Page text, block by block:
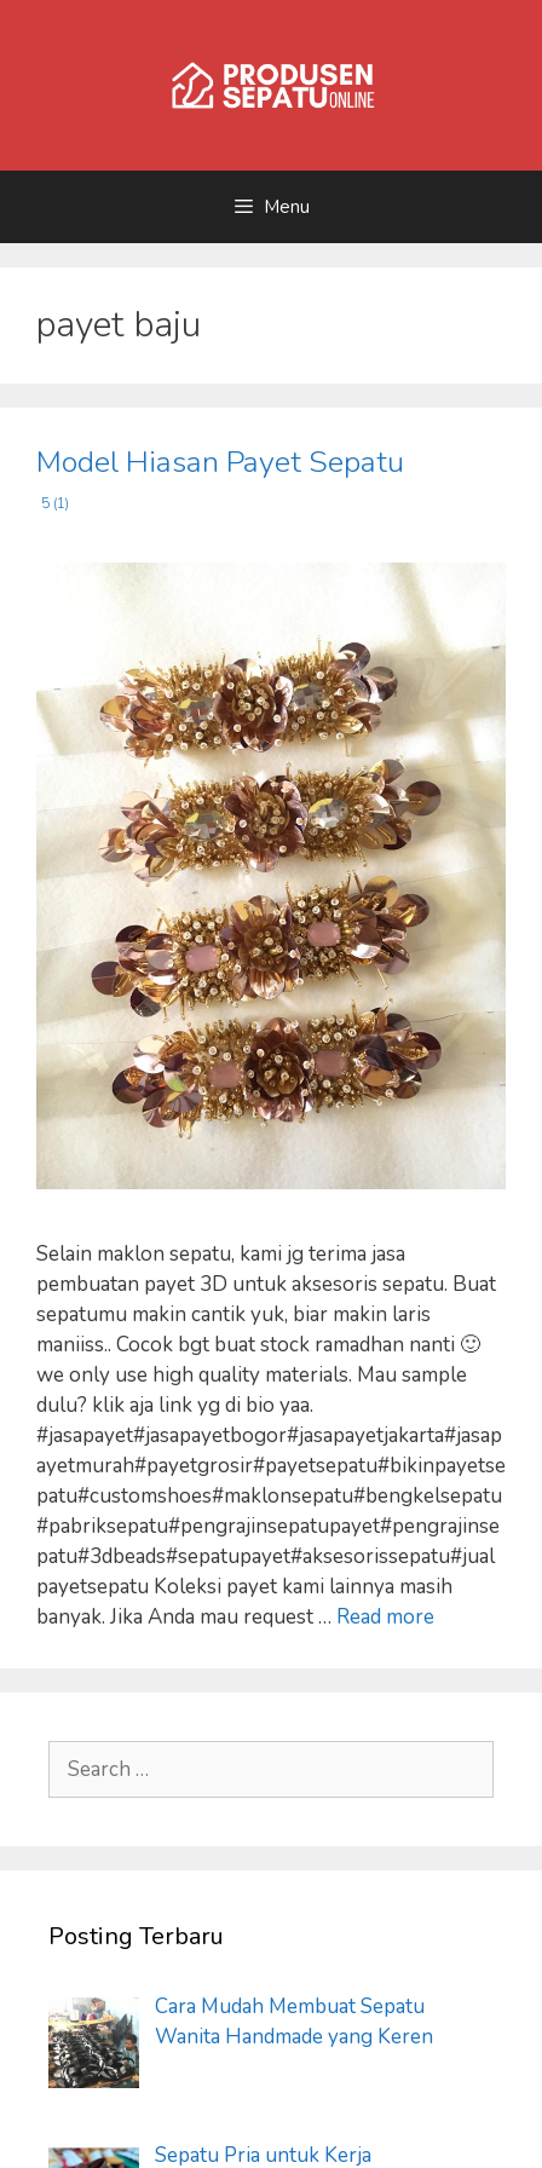
Menu
payet baju
Model Hiasan Payet Sepatu
5 (1)
Selain maklon sepatu, kami jg terima jasa
pembuatan payet 3D untuk aksesoris sepatu. Buat
sepatumu makin cantik yuk, biar makin laris
maniiss.. Cocok bgt buat stock ramadhan nanti 🙂
we only use high quality materials. Mau sample
dulu? klik aja link yg di bio yaa.
#jasapayet#jasapayetbogor#jasapayetjakarta#jasap
ayetmurah#payetgrosir#payetsepatu#bikinpayetse
patu#customshoes#maklonsepatu#bengkelsepatu
#pabriksepatu#pengrajinsepatupayet#pengrajinse
patu#3dbeads#sepatupayet#aksesorissepatu#jual
payetsepatu Koleksi payet kami lainnya masih
banyak. Jika Anda mau request … Read more
Search
for:
Posting Terbaru
Cara Mudah Membuat Sepatu
Wanita Handmade yang Keren
Sepatu Pria untuk Kerja